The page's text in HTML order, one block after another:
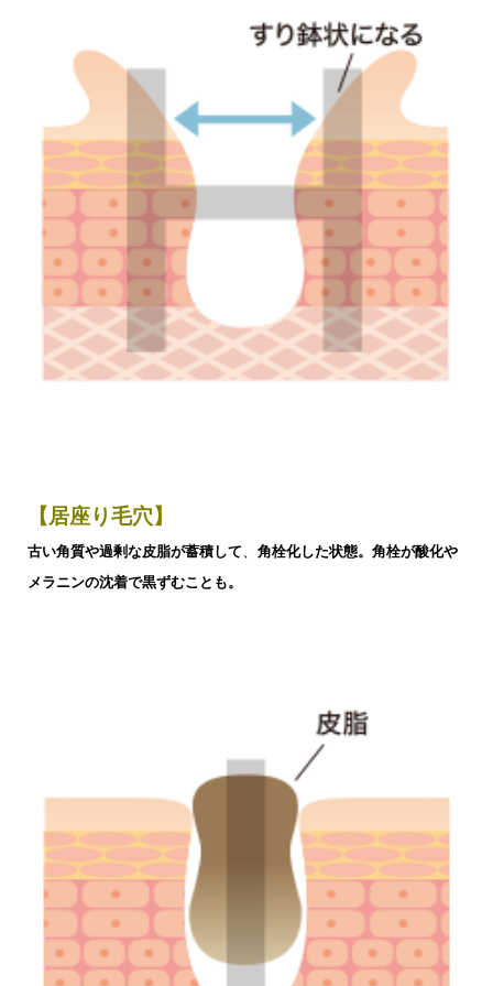
【居座り毛穴】
古い角質や過剰な皮脂が蓄積して、 角栓化した状態。 角栓が酸化や
メラニンの沈着で黒ずむことも。